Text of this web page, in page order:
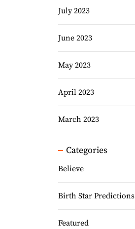
July 2023
June 2023
May 2023
April 2023
March 2023
Categories
Believe
Birth Star Predictions
Featured